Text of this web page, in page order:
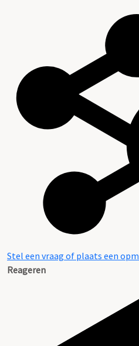
Stel een vraag of plaats een
Reageren